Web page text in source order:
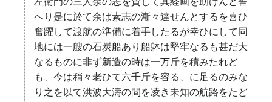
へり是に於て余は素志の漸々達せんとするを喜ひ
奮躍して渡航の準備に着手したるが幸ひにして同
地には一艘の石炭船あり船躰は堅牢なるも甚だ大
なるものに非ず新造の時は一万斤を積みたれど
も、今は稍々老ひて六千斤を容る、に足るのみな
り之を以て洪波大濤の間を凌き未知の航路をたど